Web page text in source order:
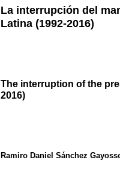
La interrupción del
Latina (1992-2016)
The interruption of the
2016)
Ramiro Daniel Sánchez